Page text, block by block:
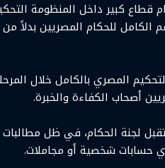
قطاع كبير داخل المنظومة
للحكام المصريين بدلاً
المصري بالكامل خلال
أصحاب الكفاءة والخبرة.
لجنة الحكام، في ظل مطالبات
حسابات شخصية أو مجاملات.